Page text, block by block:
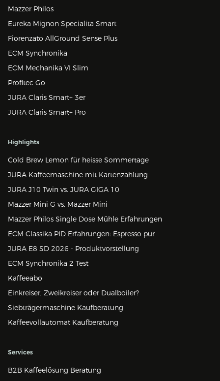
Mazzer Philos
Eureka Mignon Specialita Smart
Fiorenzato AllGround Sense Plus
ECM Synchronika
ECM Mechanika VI Slim
Profitec Go
JURA Claris Smart+ 3er
JURA Claris Smart+ Pro
Highlights
Cold Brew Lemon für heisse Sommertage
JURA Kaffeemaschine mit Kartenzahlung
JURA J10 Twin vs. JURA GIGA 10
Mazzer Mini G vs. Mazzer Mini
Mazzer Philos Single Dose Mühle Erfahrungen
ECM Classika PID Erfahrungen: Espresso pur
JURA E8 SD 2026 - Produktvorstellung
ECM Synchronika 2 Test
Kaffeeabo
Einkreiser, Zweikreiser oder Dualboiler?
Siebträgermaschine Kaufberatung
Kaffeevollautomat Kaufberatung
Services
B2B Kaffeelösung Beratung